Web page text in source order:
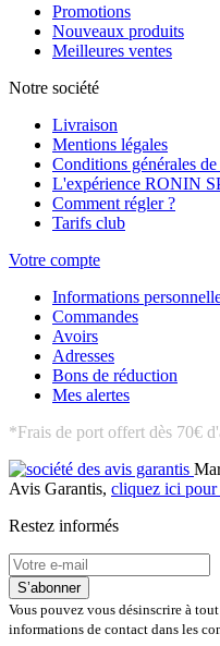
Promotions
Nouveaux produits
Meilleures ventes
Notre société
Livraison
Mentions légales
Conditions générales
L'expérience RONIN
Comment régler ?
Tarifs club
Votre compte
Informations
Commandes
Avoirs
Adresses
Bons de réduction
Mes alertes
*Frais de port offert dès 70€
Avis Garantis, cliquez ici
Restez informés
S’abonner
Vous pouvez vous désinscrire à
informations de contact dans les